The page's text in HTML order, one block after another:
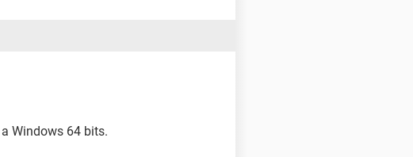
Windows 64 bits.